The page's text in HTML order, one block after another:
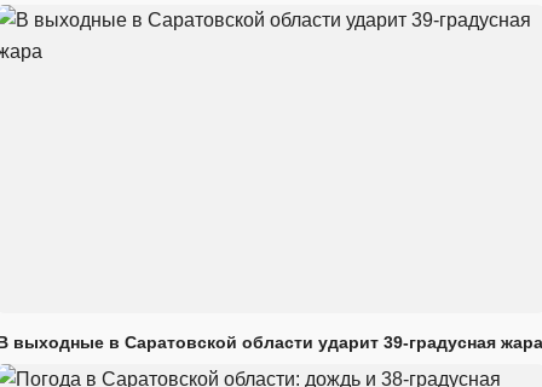
выходные в Саратовской области ударит 39-градусная жара